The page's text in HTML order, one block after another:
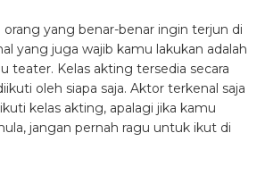
orang yang benar-benar ingin terjun di
yang juga wajib kamu lakukan adalah
teater. Kelas akting tersedia secara
oleh siapa saja. Aktor terkenal saja
kelas akting, apalagi jika kamu
jangan pernah ragu untuk ikut di